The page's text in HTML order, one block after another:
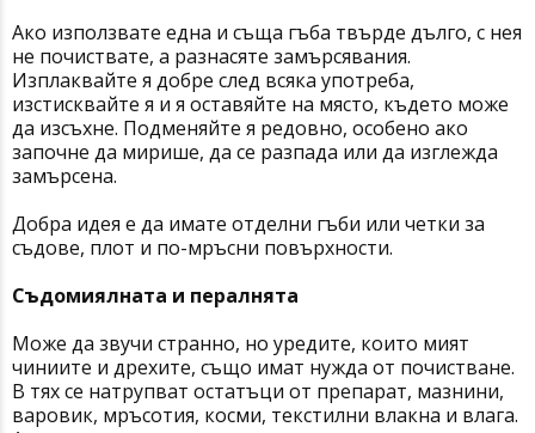
Ако използвате една и съща гъба твърде дълго, с нея
не почиствате, а разнасяте замърсявания.
Изплаквайте я добре след всяка употреба,
изстисквайте я и я оставяйте на място, където може
да изсъхне. Подменяйте я редовно, особено ако
започне да мирише, да се разпада или да изглежда
замърсена.
Добра идея е да имате отделни гъби или четки за
съдове, плот и по-мръсни повърхности.
Съдомиялната и пералнята
Може да звучи странно, но уредите, които мият
чиниите и дрехите, също имат нужда от почистване.
В тях се натрупват остатъци от препарат, мазнини,
варовик, мръсотия, косми, текстилни влакна и влага.